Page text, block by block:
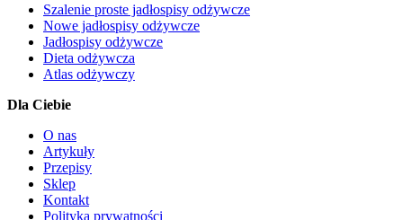
Szalenie proste jadłospisy odżywcze
Nowe jadłospisy odżywcze
Jadłospisy odżywcze
Dieta odżywcza
Atlas odżywczy
Dla Ciebie
O nas
Artykuły
Przepisy
Sklep
Kontakt
Polityka prywatności